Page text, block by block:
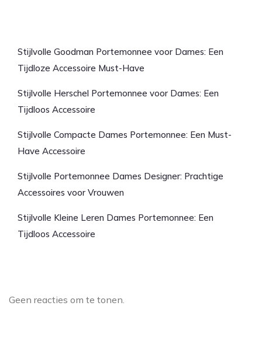
Stijlvolle Goodman Portemonnee voor Dames: Een
Tijdloze Accessoire Must-Have
Stijlvolle Herschel Portemonnee voor Dames: Een
Tijdloos Accessoire
Stijlvolle Compacte Dames Portemonnee: Een Must-
Have Accessoire
Stijlvolle Portemonnee Dames Designer: Prachtige
Accessoires voor Vrouwen
Stijlvolle Kleine Leren Dames Portemonnee: Een
Tijdloos Accessoire
Geen reacties om te tonen.